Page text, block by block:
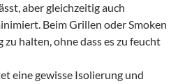
aber gleichzeitig auch
Beim Grillen oder Smoken
zu halten, ohne dass es zu feucht
eine gewisse Isolierung und